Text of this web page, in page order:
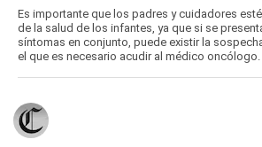
Es importante que los padres y cuidadores
de la salud de los infantes, ya que si se
síntomas en conjunto, puede existir la
el que es necesario acudir al médico oncólogo.